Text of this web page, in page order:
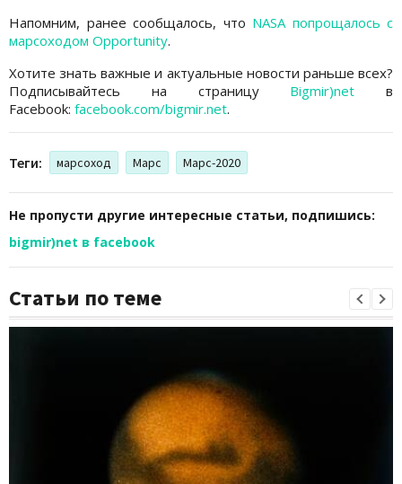
Напомним, ранее сообщалось, что NASA попрощалось с
марсоходом Opportunity.
Хотите знать важные и актуальные новости раньше всех?
Подписывайтесь на страницу Bigmir)net в
Facebook: facebook.com/bigmir.net.
Теги: марсоход Марс Марс-2020
Не пропусти другие интересные статьи, подпишись:
bigmir)net в facebook
Статьи по теме